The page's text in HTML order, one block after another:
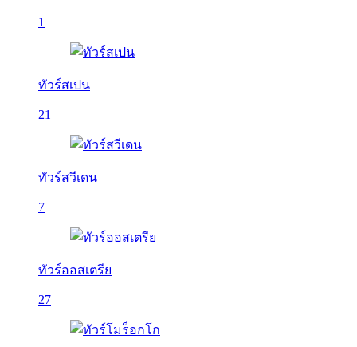
1
ทัวร์สเปน
21
ทัวร์สวีเดน
7
ทัวร์ออสเตรีย
27